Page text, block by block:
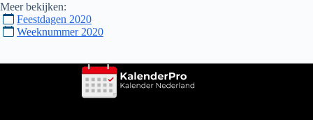
Meer bekijken:
Feestdagen 2020
Weeknummer 2020